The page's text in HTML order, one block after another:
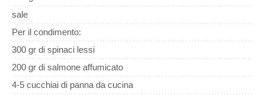
sale
Per il condimento:
300 gr di spinaci lessi
200 gr di salmone affumicato
4-5 cucchiai di panna da cucina